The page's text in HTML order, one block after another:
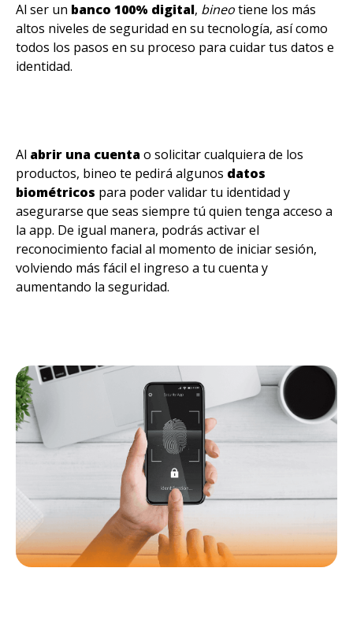
Al ser un banco 100% digital, bineotiene los más
altos niveles de seguridad en su tecnología, así como
todos los pasos en su proceso para cuidar tus datos e
identidad.
Al abrir una cuentao solicitar cualquiera de los
productos, bineo te pedirá algunos datos
biométricos para poder validar tu identidad y
asegurarse que seas siempre tú quien tenga acceso a
la app. De igual manera, podrás activar el
reconocimiento facial al momento de iniciar sesión,
volviendo más fácil el ingreso a tu cuenta y
aumentando la seguridad.